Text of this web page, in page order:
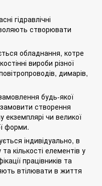
гідравлічні
створювати
обладнання, котре
вироби різної
димарів,
будь-якої
створення
чи великої
форми.
індивідуально, в
кількості елементів у
працівників та
втілювати в життя